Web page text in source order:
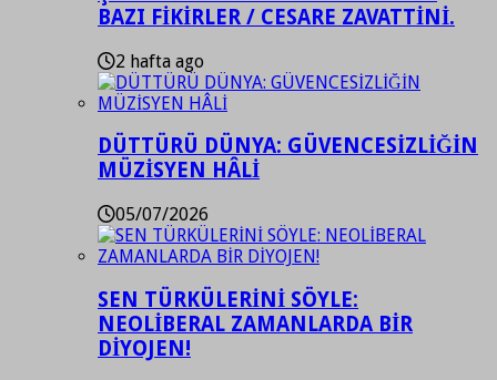
BAZI FİKİRLER / CESARE ZAVATTİNİ.
2 hafta ago
DÜTTÜRÜ DÜNYA: GÜVENCESİZLİĞİN
MÜZİSYEN HÂLİ
05/07/2026
SEN TÜRKÜLERİNİ SÖYLE:
NEOLİBERAL ZAMANLARDA BİR
DİYOJEN!